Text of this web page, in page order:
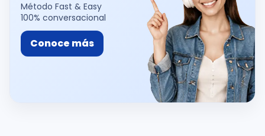
Método Fast & Easy
100% conversacional
Conoce más